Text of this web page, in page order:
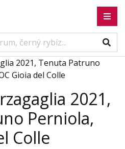
2021,
Perniola,
Colle